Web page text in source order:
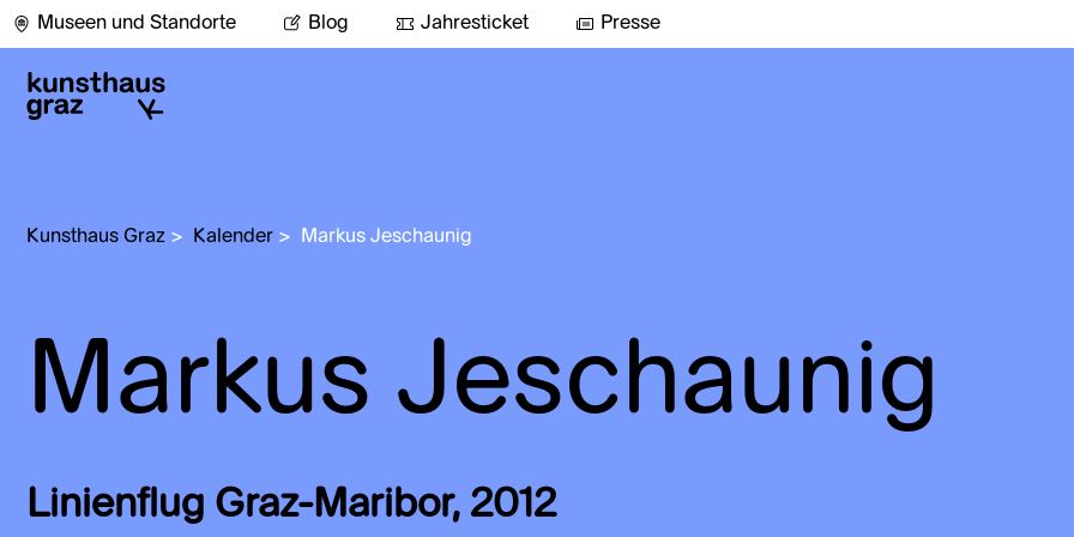
Museen und Standorte Blog Jahresticket Presse
Kunsthaus Graz > Kalender > Markus Jeschaunig
Markus Jeschaunig
Linienflug Graz-Maribor, 2012